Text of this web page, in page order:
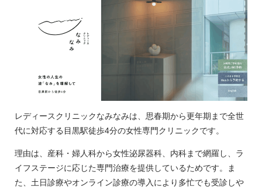
レディースクリニックなみなみは、思春期から更年期まで全世
代に対応する目黒駅徒歩4分の女性専門クリニックです。
理由は、産科・婦人科から女性泌尿器科、内科まで網羅し、ラ
イフステージに応じた専門治療を提供しているためです。ま
た、土日診療やオンライン診療の導入により多忙でも受診しや